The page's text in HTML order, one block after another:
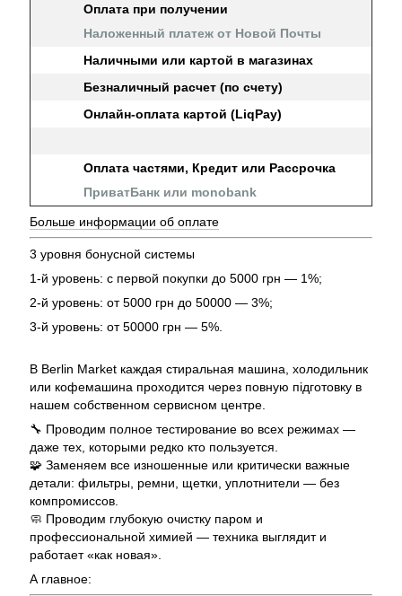
Оплата при получении
Наложенный платеж от Новой Почты
Наличными или картой в магазинах
Безналичный расчет (по счету)
Онлайн-оплата картой (LiqPay)
Оплата частями, Кредит или Рассрочка
ПриватБанк или monobank
Больше информации об оплате
3 уровня бонусной системы
1-й уровень: с первой покупки до 5000 грн — 1%;
2-й уровень: от 5000 грн до 50000 — 3%;
3-й уровень: от 50000 грн — 5%.
В Berlin Market каждая стиральная машина, холодильник
или кофемашина проходится через повную підготовку в
нашем собственном сервисном центре.
🔧 Проводим полное тестирование во всех режимах —
даже тех, которыми редко кто пользуется.
🧩 Заменяем все изношенные или критически важные
детали: фильтры, ремни, щетки, уплотнители — без
компромиссов.
🧼 Проводим глубокую очистку паром и
профессиональной химией — техника выглядит и
работает «как новая».
А главное: